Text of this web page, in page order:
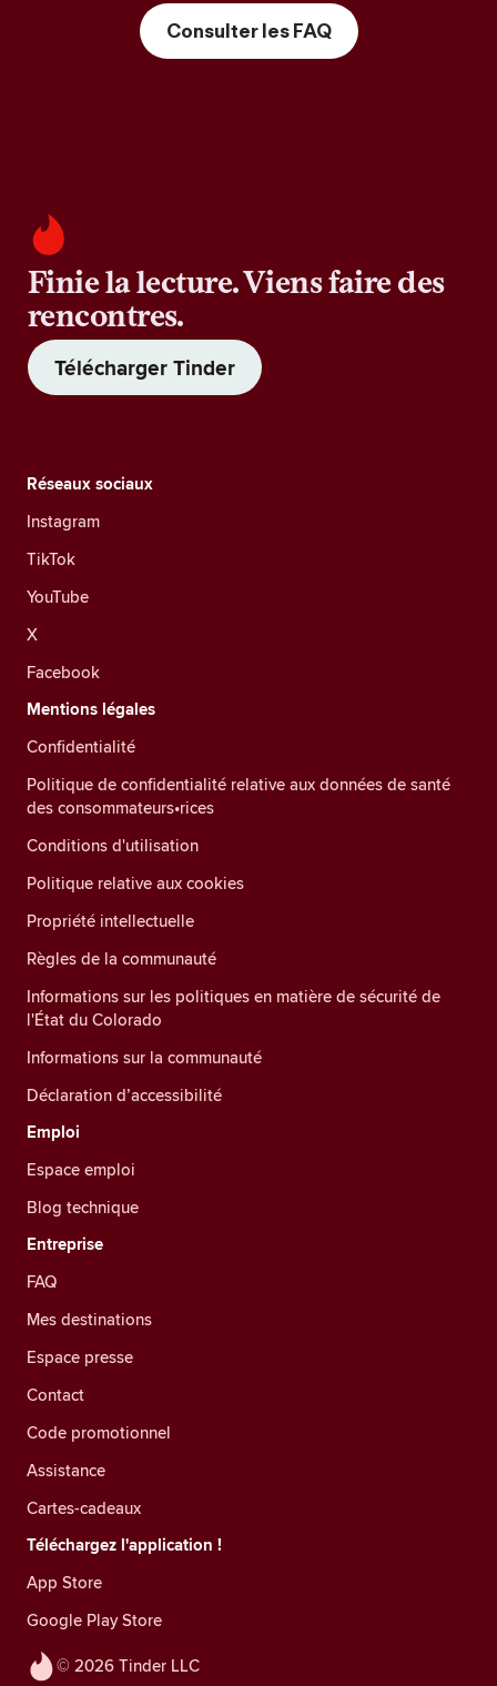
Consulter les FAQ
Finie la lecture. Viens faire des
rencontres.
Télécharger Tinder
© 2026 Tinder LLC
Réseaux sociaux
Instagram
TikTok
YouTube
X
Facebook
Mentions légales
Confidentialité
Politique de confidentialité relative aux données de santé
des consommateurs•rices
Conditions d'utilisation
Politique relative aux cookies
Propriété intellectuelle
Règles de la communauté
Informations sur les politiques en matière de sécurité de
l'État du Colorado
Informations sur la communauté
Déclaration d’accessibilité
Emploi
Espace emploi
Blog technique
Entreprise
FAQ
Mes destinations
Espace presse
Contact
Code promotionnel
Assistance
Cartes-cadeaux
Téléchargez l'application !
App Store
Google Play Store